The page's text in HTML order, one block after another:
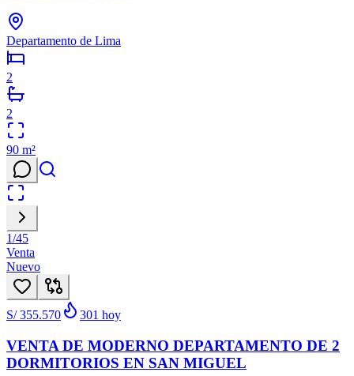
Departamento de Lima
2
2
90 m²
1/45
Venta
Nuevo
S/ 355.570 301 hoy
VENTA DE MODERNO DEPARTAMENTO DE 2
DORMITORIOS EN SAN MIGUEL